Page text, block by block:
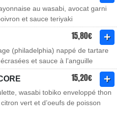
au wasabi, avocat garni
et sauce teriyaki
15,80€
(philadelphia) nappé de tartare
et sauce à l’anguille
15,20€
wasabi tobiko enveloppé thon
vert et d’oeufs de poisson